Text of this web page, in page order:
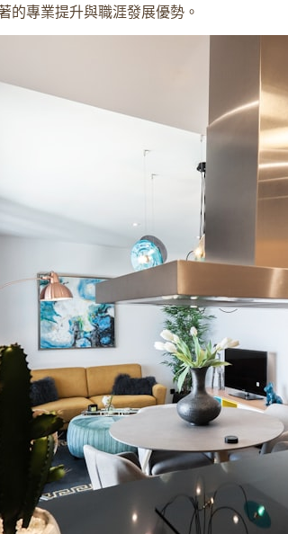
的專業提升與職涯發展優勢。